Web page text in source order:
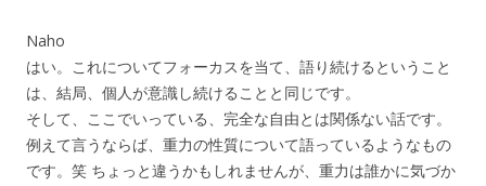
Naho
はい。これについてフォーカスを当て、語り続けるということ
は、結局、個人が意識し続けることと同じです。
そして、ここでいっている、完全な自由とは関係ない話です。
例えて言うならば、重力の性質について語っているようなもの
です。笑 ちょっと違うかもしれませんが、重力は誰かに気づか